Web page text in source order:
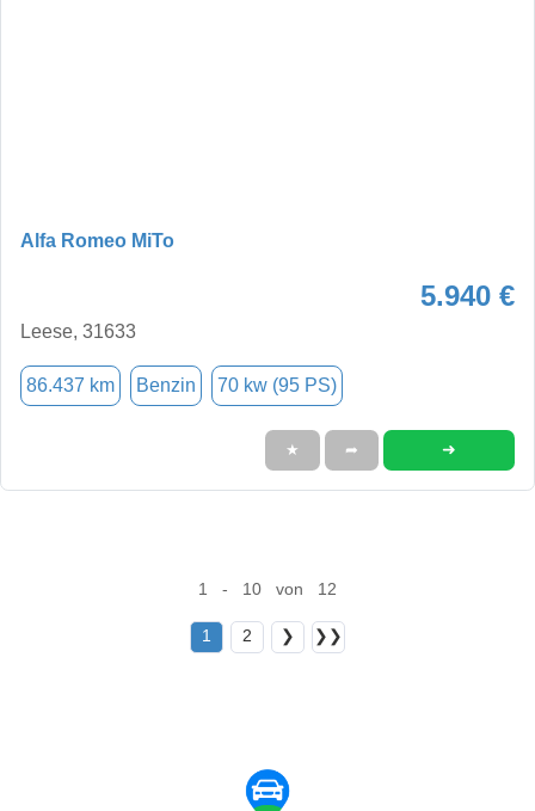
Alfa Romeo MiTo
5.940 €
Leese, 31633
86.437 km Benzin 70 kw (95 PS)
★ ➦ ➜
1 - 10 von 12
1 2 ❯ ❯❯